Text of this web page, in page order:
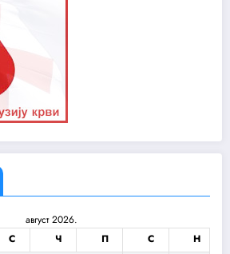
август 2026.
С Ч П С
Н